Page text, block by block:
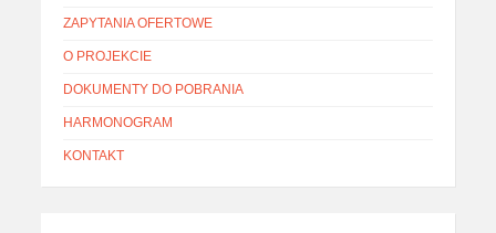
ZAPYTANIA OFERTOWE
O PROJEKCIE
DOKUMENTY DO POBRANIA
HARMONOGRAM
KONTAKT